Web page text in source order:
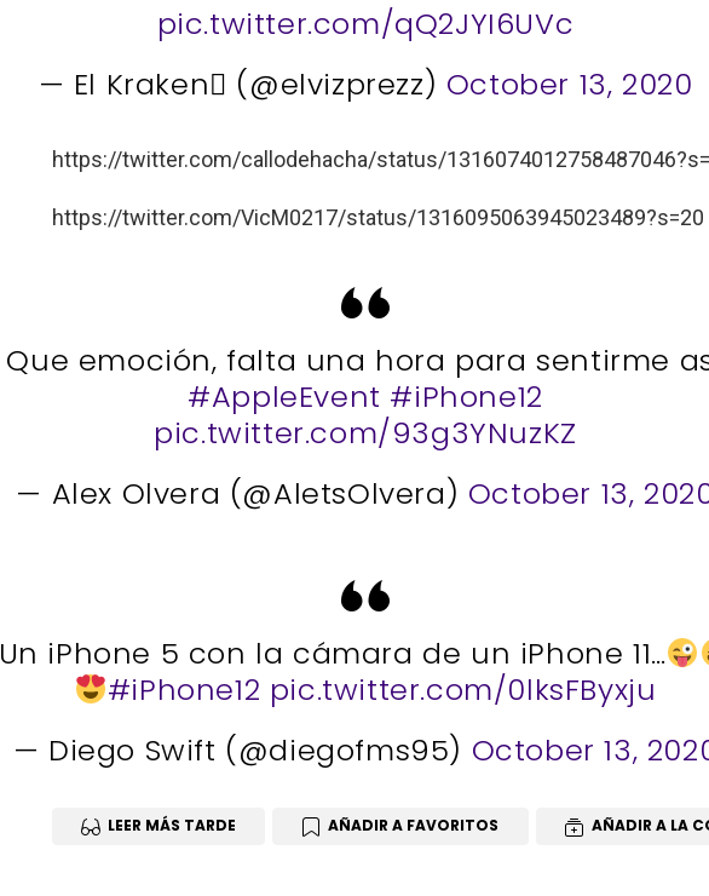
pic.twitter.com/qQ2JYI6UVc
— El Kraken (@elvizprezz) October 13, 2020
https://twitter.com/callodehacha/status/
https://twitter.com/VicM0217/status/1316095063945023489?s=20
Que emoción, falta una hora para sentirme
#AppleEvent #iPhone12
pic.twitter.com/93g3YNuzKZ
— Alex Olvera (@AletsOlvera) October 13,
Un iPhone 5 con la cámara de un iPhone 11…
#iPhone12 pic.twitter.com/0lksFByxju
— Diego Swift (@diegofms95) October 13,
LEER MÁS TARDE AÑADIR A FAVORITOS AÑADIR A LA